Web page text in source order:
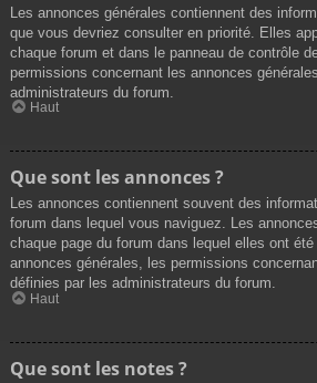
Les annonces générales contiennent des
que vous devriez consulter en priorité. Elles
chaque forum et dans le panneau de contrôle
permissions concernant les annonces
administrateurs du forum.
Haut
Que sont les annonces ?
Les annonces contiennent souvent des
forum dans lequel vous naviguez. Les
chaque page du forum dans lequel elles ont
annonces générales, les permissions
définies par les administrateurs du forum.
Haut
Que sont les notes ?